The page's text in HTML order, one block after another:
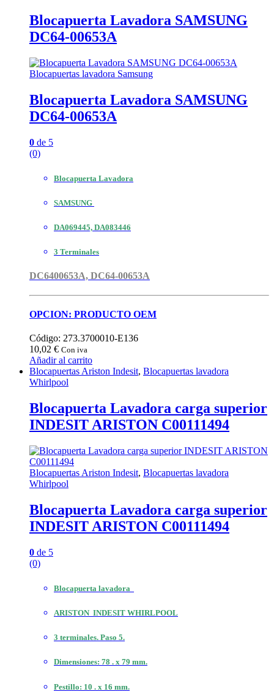
Blocapuerta Lavadora SAMSUNG
DC64-00653A
Blocapuertas lavadora Samsung
Blocapuerta Lavadora SAMSUNG
DC64-00653A
0 de 5
(0)
Blocapuerta Lavadora
SAMSUNG
DA069445, DA083446
3 Terminales
DC6400653A, DC64-00653A
OPCION: PRODUCTO OEM
Código: 273.3700010-E136
10,02 € Con iva
Añadir al carrito
Blocapuertas Ariston Indesit, Blocapuertas lavadora
Whirlpool
Blocapuerta Lavadora carga superior
INDESIT ARISTON C00111494
Blocapuertas Ariston Indesit, Blocapuertas lavadora
Whirlpool
Blocapuerta Lavadora carga superior
INDESIT ARISTON C00111494
0 de 5
(0)
Blocapuerta lavadora
ARISTON INDESIT WHIRLPOOL
3 terminales. Paso 5.
Dimensiones: 78 . x 79 mm.
Pestillo: 10 . x 16 mm.